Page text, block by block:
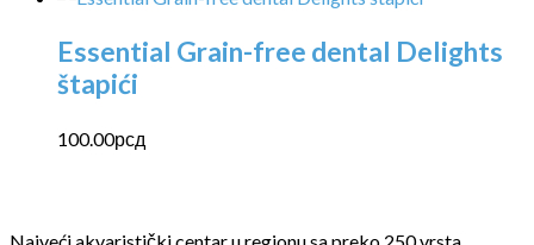
Essential Grain-free dental Delights
štapići
100.00рсд